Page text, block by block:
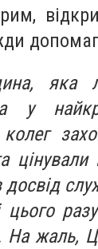
яка
у
цього
На жаль,